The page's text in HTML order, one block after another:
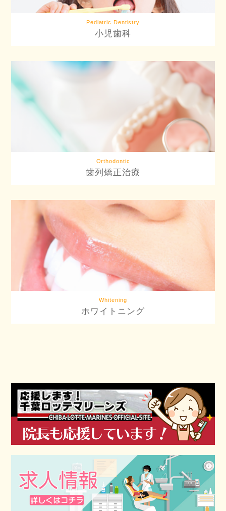
Pediatric Dentistry
小児歯科
Orthodontic
歯列矯正治療
Whitening
ホワイトニング